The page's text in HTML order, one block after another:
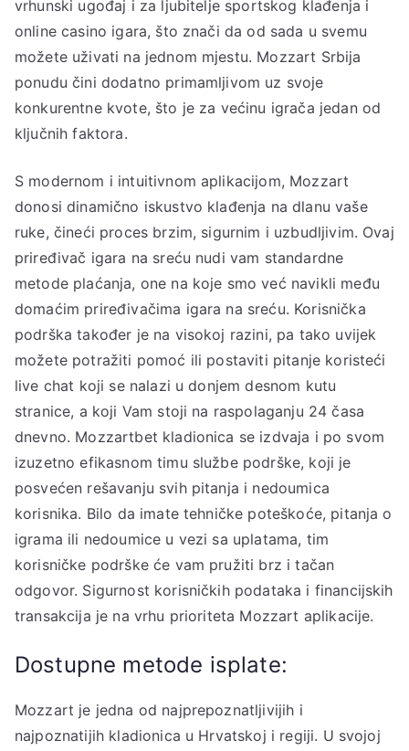
vrhunski ugođaj i za ljubitelje sportskog klađenja i
online casino igara, što znači da od sada u svemu
možete uživati na jednom mjestu. Mozzart Srbija
ponudu čini dodatno primamljivom uz svoje
konkurentne kvote, što je za većinu igrača jedan od
ključnih faktora.
S modernom i intuitivnom aplikacijom, Mozzart
donosi dinamično iskustvo klađenja na dlanu vaše
ruke, čineći proces brzim, sigurnim i uzbudljivim. Ovaj
priređivač igara na sreću nudi vam standardne
metode plaćanja, one na koje smo već navikli među
domaćim priređivačima igara na sreću. Korisnička
podrška također je na visokoj razini, pa tako uvijek
možete potražiti pomoć ili postaviti pitanje koristeći
live chat koji se nalazi u donjem desnom kutu
stranice, a koji Vam stoji na raspolaganju 24 časa
dnevno. Mozzartbet kladionica se izdvaja i po svom
izuzetno efikasnom timu službe podrške, koji je
posvećen rešavanju svih pitanja i nedoumica
korisnika. Bilo da imate tehničke poteškoće, pitanja o
igrama ili nedoumice u vezi sa uplatama, tim
korisničke podrške će vam pružiti brz i tačan
odgovor. Sigurnost korisničkih podataka i financijskih
transakcija je na vrhu prioriteta Mozzart aplikacije.
Dostupne metode isplate:
Mozzart je jedna od najprepoznatljivijih i
najpoznatijih kladionica u Hrvatskoj i regiji. U svojoj